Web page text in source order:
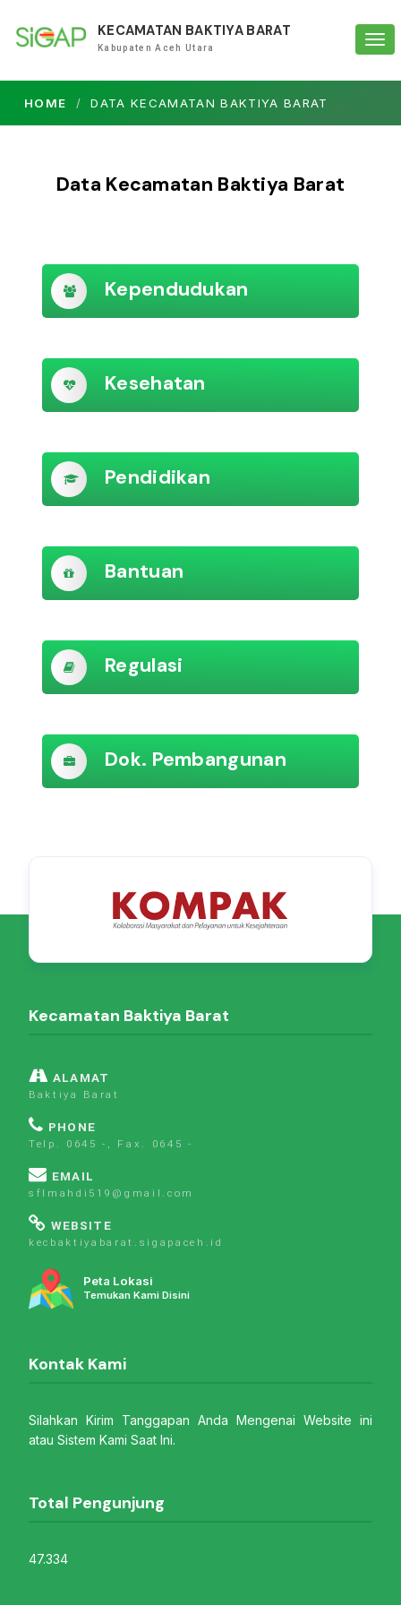
KECAMATAN BAKTIYA BARAT
Kabupaten Aceh Utara
HOME DATA KECAMATAN BAKTIYA BARAT
Data Kecamatan Baktiya Barat
Kependudukan
Kesehatan
Pendidikan
Bantuan
Regulasi
Dok. Pembangunan
Kecamatan Baktiya Barat
ALAMAT
Baktiya Barat
PHONE
Telp. 0645 -, Fax. 0645 -
EMAIL
sflmahdi519@gmail.com
WEBSITE
kecbaktiyabarat.sigapaceh.id
Peta Lokasi
Temukan Kami Disini
Kontak Kami
Silahkan Kirim Tanggapan Anda Mengenai Website ini
atau Sistem Kami Saat Ini.
Total Pengunjung
47.334